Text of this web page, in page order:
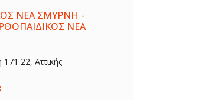
ΝΕΑ ΣΜΥΡΝΗ -
ΝΕΑ
22, Αττικής